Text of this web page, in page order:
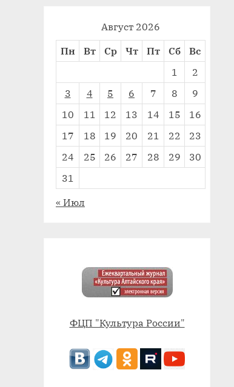
Август 2026
Пн
Вт Ср Чт Пт Сб
Вс
1
2
3
4 5 6 7 8
9
10
11 12 13 14 15
16
17
18 19 20 21 22
23
24
25 26 27 28 29
30
31
« Июл
ФЦП "Культура России"